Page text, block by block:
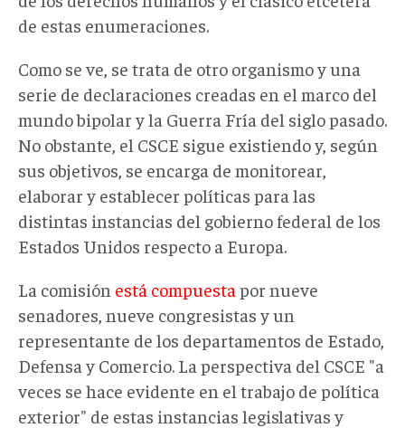
de estas enumeraciones.
Como se ve, se trata de otro organismo y una
serie de declaraciones creadas en el marco del
mundo bipolar y la Guerra Fría del siglo pasado.
No obstante, el CSCE sigue existiendo y, según
sus objetivos, se encarga de monitorear,
elaborar y establecer políticas para las
distintas instancias del gobierno federal de los
Estados Unidos respecto a Europa.
La comisión está compuesta por nueve
senadores, nueve congresistas y un
representante de los departamentos de Estado,
Defensa y Comercio. La perspectiva del CSCE "a
veces se hace evidente en el trabajo de política
exterior" de estas instancias legislativas y